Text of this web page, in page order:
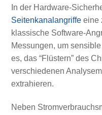
In der Hardware-
Seitenkanalangriffeeine
klassische Software-
Messungen, um
es, das “Flüstern” des
verschiedenen
extrahieren.
Neben